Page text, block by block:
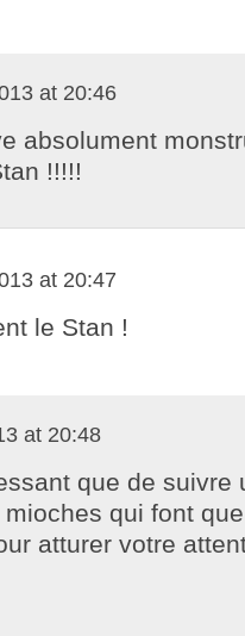
at 20:46
absolument
!!!!!
at 20:47
le Stan !
at 20:48
que de suivre
qui font
atturer votre